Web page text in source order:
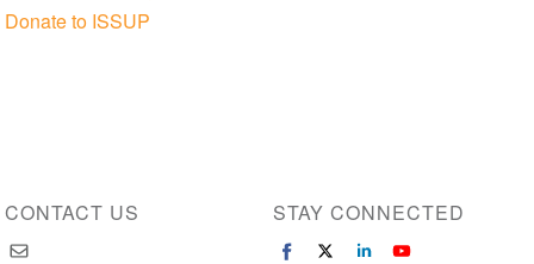
Donate to ISSUP
CONTACT US STAY CONNECTED